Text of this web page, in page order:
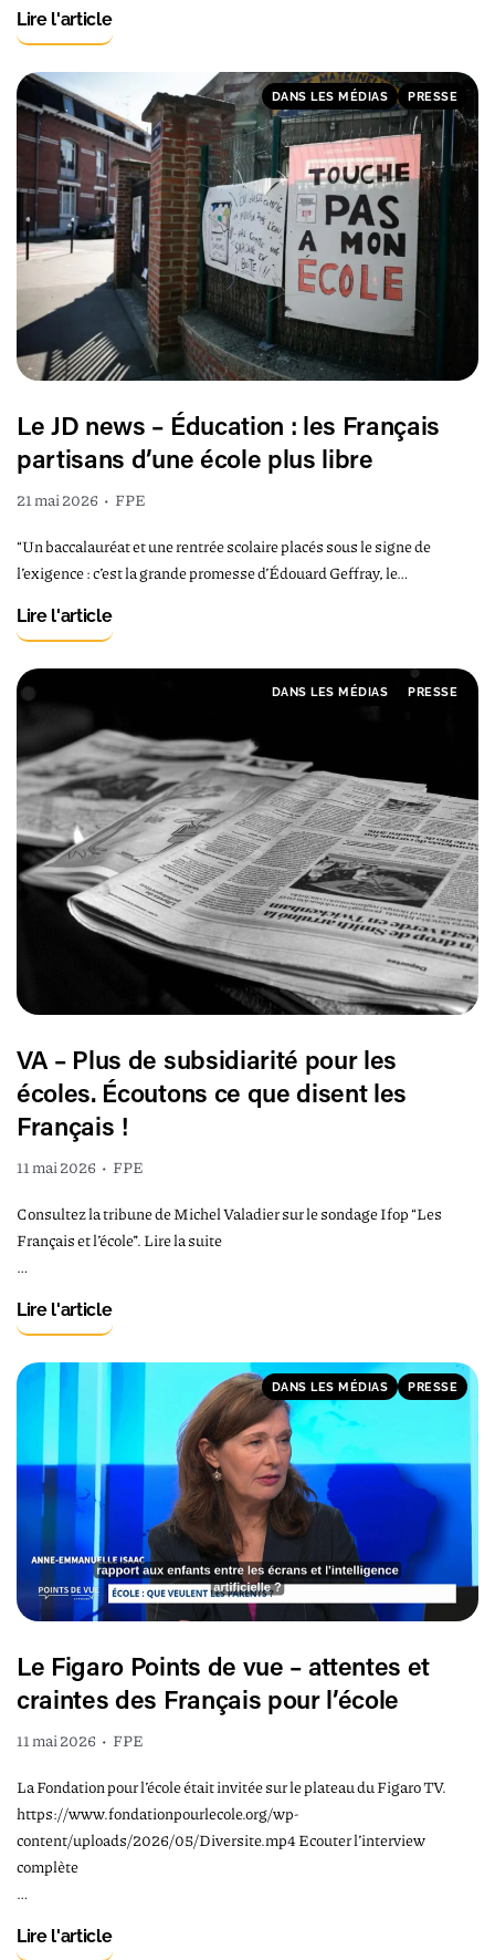
Lire l'article
DANS LES MÉDIAS PRESSE
Le JD news – Éducation : les Français
partisans d’une école plus libre
21 mai 2026 • FPE
“Un baccalauréat et une rentrée scolaire placés sous le signe de
l’exigence : c’est la grande promesse d’Édouard Geffray, le…
Lire l'article
DANS LES MÉDIAS PRESSE
VA – Plus de subsidiarité pour les
écoles. Écoutons ce que disent les
Français !
11 mai 2026 • FPE
Consultez la tribune de Michel Valadier sur le sondage Ifop “Les
Français et l’école”. Lire la suite
…
Lire l'article
DANS LES MÉDIAS PRESSE
Le Figaro Points de vue – attentes et
craintes des Français pour l’école
11 mai 2026 • FPE
La Fondation pour l’école était invitée sur le plateau du Figaro TV.
https://www.fondationpourlecole.org/wp-
content/uploads/2026/05/Diversite.mp4 Ecouter l’interview
complète
…
Lire l'article